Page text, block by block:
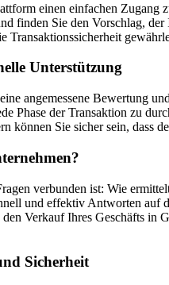
einen einfachen
finden Sie den Vorschlag,
Transaktionssicherheit
Unterstützung
angemessene Bewertung
Phase der Transaktion zu
Sie sicher sein, dass
verbunden ist: Wie
und effektiv Antworten
Verkauf Ihres Geschäfts
Sicherheit